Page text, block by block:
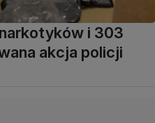
i 303
akcja policji